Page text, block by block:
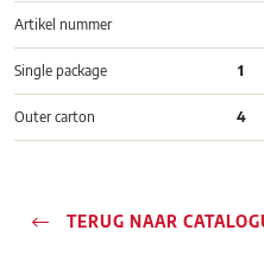
Artikel nummer
Single package 1
Outer carton 4
TERUG NAAR